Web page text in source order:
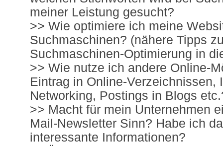
meiner Leistung gesucht?
>> Wie optimiere ich meine
Suchmaschinen? (nähere Tipps
Suchmaschinen-Optimierung in
>> Wie nutze ich andere Online-
Eintrag in Online-Verzeichnissen,
Networking, Postings in Blogs
>> Macht für mein Unternehmen
Mail-Newsletter Sinn? Habe ich
interessante Informationen?